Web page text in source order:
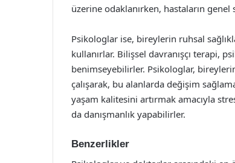
üzerine odaklanırken, hastaların
Psikologlar ise, bireylerin ruhsal
kullanırlar. Bilişsel davranışçı terapi,
benimseyebilirler. Psikologlar, bireylerin
çalışarak, bu alanlarda değişim
yaşam kalitesini artırmak amacıyla
da danışmanlık yapabilirler.
Benzerlikler